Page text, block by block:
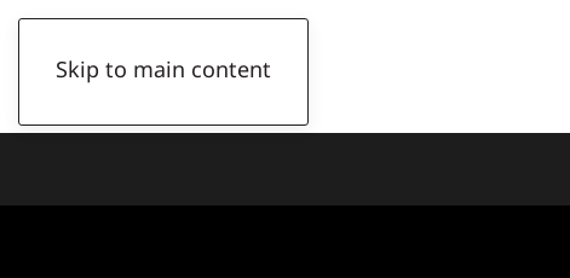
Skip to main content
बिहिबार, २१ साउन २०८३